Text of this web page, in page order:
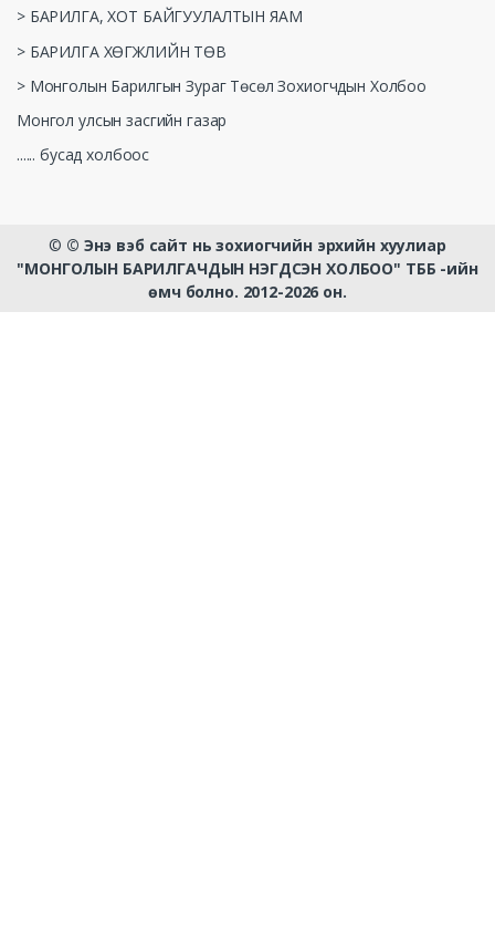
> БАРИЛГА, ХОТ БАЙГУУЛАЛТЫН ЯАМ
> БАРИЛГА ХӨГЖЛИЙН ТӨВ
> Монголын Барилгын Зураг Төсөл Зохиогчдын Холбоо
Монгол улсын засгийн газар
...... бусад холбоос
© © Энэ вэб сайт нь зохиогчийн эрхийн хуулиар
"МОНГОЛЫН БАРИЛГАЧДЫН НЭГДСЭН ХОЛБОО" ТББ -ийн
өмч болно. 2012-2026 он.